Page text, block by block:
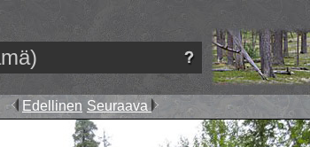
Edellinen Seuraava